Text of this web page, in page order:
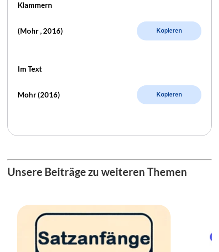
Klammern
(Mohr , 2016) Kopieren
Im Text
Mohr (2016) Kopieren
Unsere Beiträge zu weiteren Themen